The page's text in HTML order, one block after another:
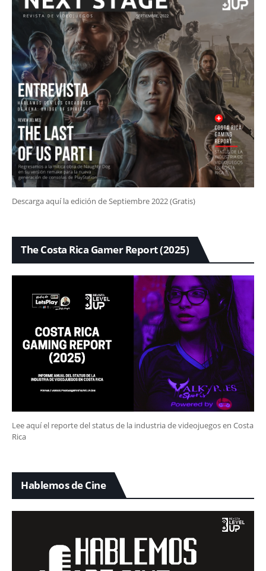
Descarga aquí la edición de Septiembre 2022 (Gratis)
The Costa Rica Gamer Report (2025)
Lee aquí el reporte del status de la industria de videojuegos en Costa
Rica
Hablemos de Cine